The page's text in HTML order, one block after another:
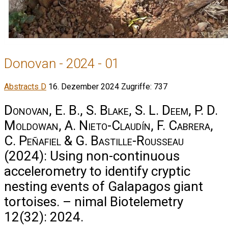
Donovan - 2024 - 01
Abstracts D 16. Dezember 2024 Zugriffe: 737
Donovan, E. B., S. Blake, S. L. Deem, P. D.
Moldowan, A. Nieto-Claudín, F. Cabrera,
C. Peñafiel & G. Bastille-Rousseau
(2024): Using non-continuous
accelerometry to identify cryptic
nesting events of Galapagos giant
tortoises. – nimal Biotelemetry
12(32): 2024.